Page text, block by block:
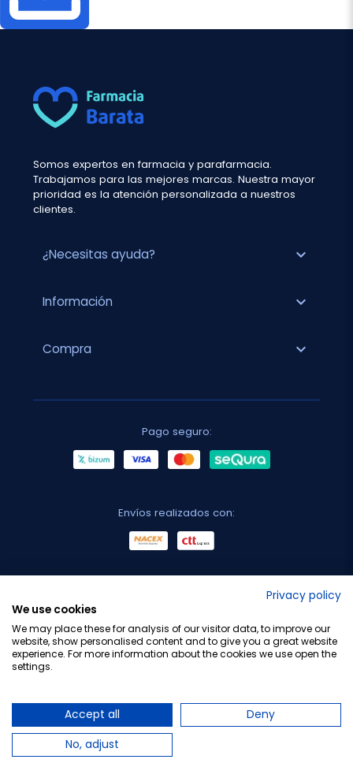
Somos expertos en farmacia y parafarmacia.
Trabajamos para las mejores marcas. Nuestra mayor
prioridad es la atención personalizada a nuestros
clientes.
¿Necesitas ayuda? expand_more
Información expand_more
Compra expand_more
Pago seguro:
Envíos realizados con:
Privacy policy
We use cookies
We may place these for analysis of our visitor data, to improve our
website, show personalised content and to give you a great website
experience. For more information about the cookies we use open the
settings.
Accept all
Deny
No, adjust